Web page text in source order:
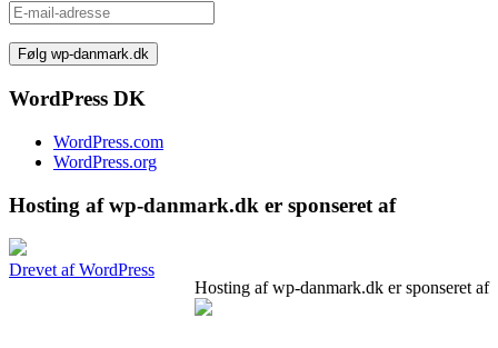
E-
mail-
adresse
WordPress DK
WordPress.com
WordPress.org
Hosting af wp-danmark.dk er sponseret af
Drevet af WordPress
Hosting af wp-danmark.dk er sponseret af